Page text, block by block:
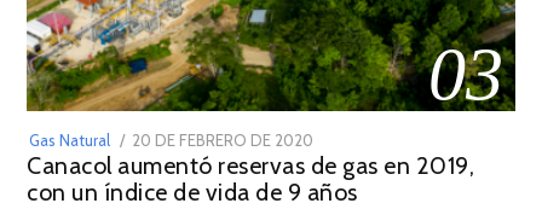
03
Gas Natural
POSTED
ON
20 DE FEBRERO DE 2020
DE
JULIO
Canacol aumentó reservas de gas en 2019,
con un índice de vida de 9 años